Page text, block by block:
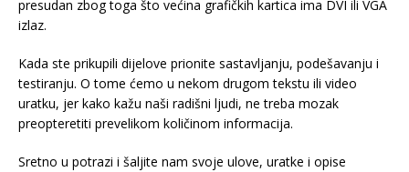
presudan zbog toga što većina grafičkih kartica ima DVI ili VGA
izlaz.
Kada ste prikupili dijelove prionite sastavljanju, podešavanju i
testiranju. O tome ćemo u nekom drugom tekstu ili video
uratku, jer kako kažu naši radišni ljudi, ne treba mozak
preopteretiti prevelikom količinom informacija.
Sretno u potrazi i šaljite nam svoje ulove, uratke i opise